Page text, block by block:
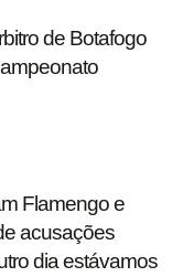
de Botafogo
Flamengo e
acusações
dia estávamos